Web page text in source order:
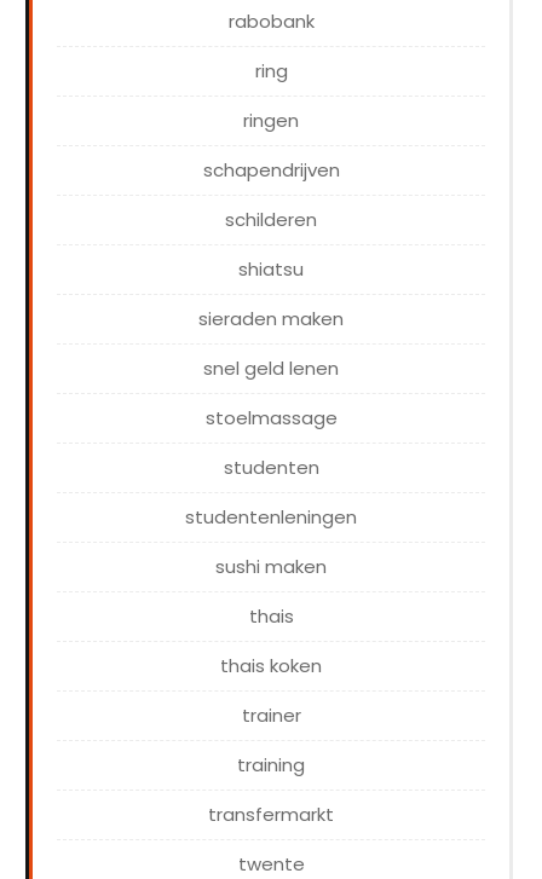
rabobank
ring
ringen
schapendrijven
schilderen
shiatsu
sieraden maken
snel geld lenen
stoelmassage
studenten
studentenleningen
sushi maken
thais
thais koken
trainer
training
transfermarkt
twente